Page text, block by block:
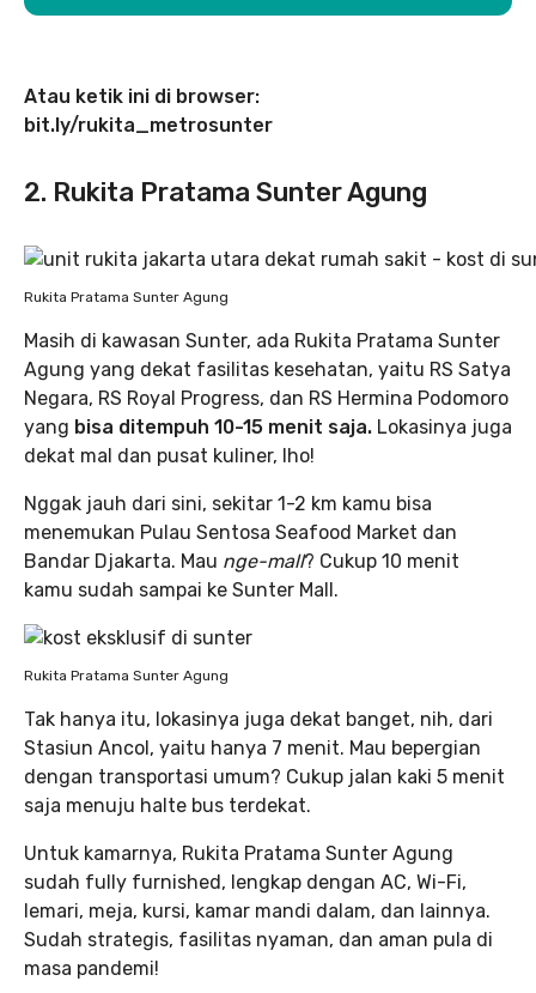
Atau ketik ini di browser:
bit.ly/rukita_metrosunter
2. Rukita Pratama Sunter Agung
Rukita Pratama Sunter Agung
Masih di kawasan Sunter, ada Rukita Pratama Sunter
Agung yang dekat fasilitas kesehatan, yaitu RS Satya
Negara, RS Royal Progress, dan RS Hermina Podomoro
yang bisa ditempuh 10-15 menit saja. Lokasinya juga
dekat mal dan pusat kuliner, lho!
Nggak jauh dari sini, sekitar 1-2 km kamu bisa
menemukan Pulau Sentosa Seafood Market dan
Bandar Djakarta. Mau nge-mall? Cukup 10 menit
kamu sudah sampai ke Sunter Mall.
Rukita Pratama Sunter Agung
Tak hanya itu, lokasinya juga dekat banget, nih, dari
Stasiun Ancol, yaitu hanya 7 menit. Mau bepergian
dengan transportasi umum? Cukup jalan kaki 5 menit
saja menuju halte bus terdekat.
Untuk kamarnya, Rukita Pratama Sunter Agung
sudah fully furnished, lengkap dengan AC, Wi-Fi,
lemari, meja, kursi, kamar mandi dalam, dan lainnya.
Sudah strategis, fasilitas nyaman, dan aman pula di
masa pandemi!